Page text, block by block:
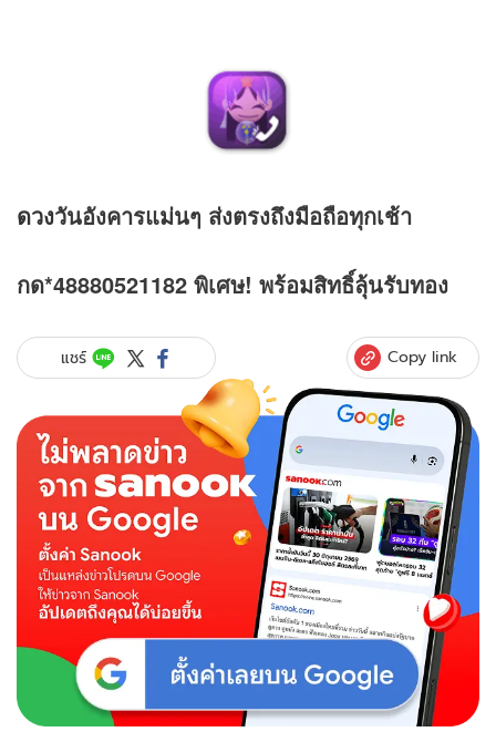
ดวงวันอังคารแม่นๆ ส่งตรงถึงมือถือทุกเช้า
กด*48880521182 พิเศษ! พร้อมสิทธิ์ลุ้นรับทอง
แชร์ Copy link